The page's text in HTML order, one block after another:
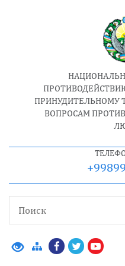
ПРИНУДИТЕЛЬНОМУ
ВОПРОСАМ